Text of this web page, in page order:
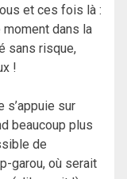
et ces fois là :
moment dans la
sans risque,
!
s’appuie sur
beaucoup plus
de
garou, où serait